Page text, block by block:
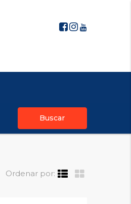
Buscar
Ordenar por: